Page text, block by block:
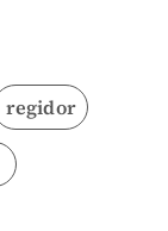
regidor